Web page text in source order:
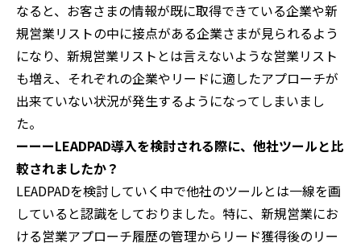
なると、お客さまの情報が既に取得できている企業や新
規営業リストの中に接点がある企業さまが見られるよう
になり、新規営業リストとは言えないような営業リスト
も増え、それぞれの企業やリードに適したアプローチが
出来ていない状況が発生するようになってしまいまし
た。
ーーーLEADPAD導入を検討される際に、他社ツールと比
較されましたか？
LEADPADを検討していく中で他社のツールとは一線を画
していると認識をしておりました。特に、新規営業にお
ける営業アプローチ履歴の管理からリード獲得後のリー